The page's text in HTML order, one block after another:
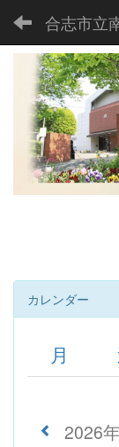
合志市立
カレンダー
月
2026年